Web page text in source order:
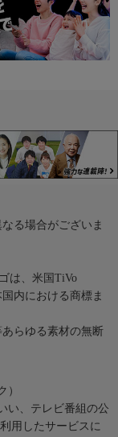
る場合がございま
は、米国TiVo
内における商標ま
らゆる素材の無断
）
い、テレビ番組の公
用したサービスに